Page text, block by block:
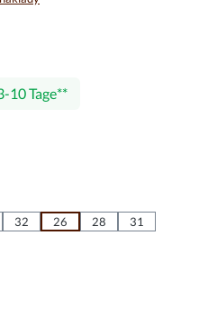
10 Tage
k dispozici.)k dispozici.)
32 26 28
31
množství nebo pomocí